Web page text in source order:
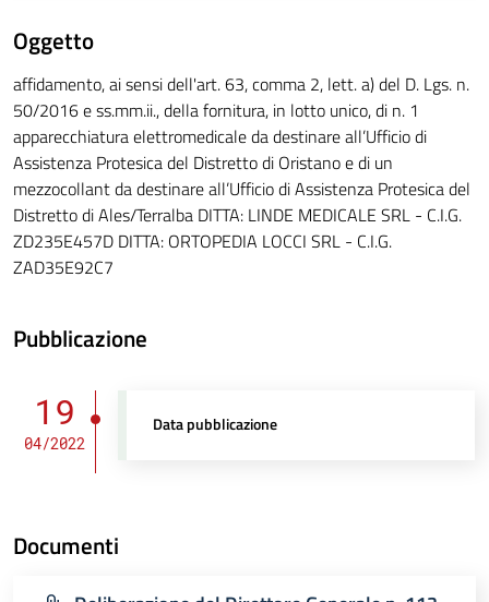
Oggetto
affidamento, ai sensi dell'art. 63, comma 2, lett. a) del D. Lgs. n.
50/2016 e ss.mm.ii., della fornitura, in lotto unico, di n. 1
apparecchiatura elettromedicale da destinare all’Ufficio di
Assistenza Protesica del Distretto di Oristano e di un
mezzocollant da destinare all’Ufficio di Assistenza Protesica del
Distretto di Ales/Terralba DITTA: LINDE MEDICALE SRL - C.I.G.
ZD235E457D DITTA: ORTOPEDIA LOCCI SRL - C.I.G.
ZAD35E92C7
Pubblicazione
19
04/2022
Data pubblicazione
Documenti